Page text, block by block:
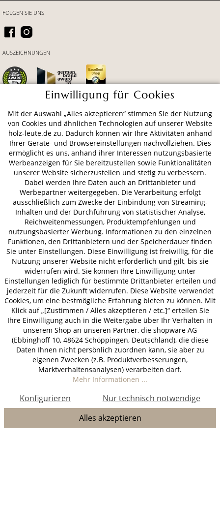
ZAHLUNGSARTEN
VERSAND
FOLGEN SIE UNS
AUSZEICHNUNGEN
AGB Datenschutz
Impressum
© 2026 HOLZ-LEUTE
* Alle Preise inkl. gesetzl. Mehrwertsteuer zzgl.Versandkosten.
Einwilligung für Cookies
Mit der Auswahl „Alles akzeptieren“ stimmen Sie der Nutzung
von Cookies und ähnlichen Technologien auf unserer Website
holz-leute.de zu. Dadurch können wir Ihre Aktivitäten anhand
Ihrer Geräte- und Browsereinstellungen nachvollziehen. Dies
ermöglicht es uns, anhand ihrer Interessen nutzungsbasierte
Werbeanzeigen für Sie bereitzustellen sowie Funktionalitäten
unserer Website sicherzustellen und stetig zu verbessern.
Dabei werden Ihre Daten auch an Drittanbieter und
Werbepartner weitergegeben. Die Verarbeitung erfolgt
ausschließlich zum Zwecke der Einbindung von Streaming-
Inhalten und der Durchführung von statistischer Analyse,
Reichweitenmessungen, Produktempfehlungen und
nutzungsbasierter Werbung. Informationen zu den einzelnen
Funktionen, den Drittanbietern und der Speicherdauer finden
Sie unter Einstellungen. Diese Einwilligung ist freiwillig, für die
Nutzung unserer Website nicht erforderlich und gilt, bis sie
widerrufen wird. Sie können Ihre Einwilligung unter
Einstellungen lediglich für bestimmte Drittanbieter erteilen und
jederzeit für die Zukunft widerrufen. Diese Website verwendet
Cookies, um eine bestmögliche Erfahrung bieten zu können. Mit
Klick auf „[Zustimmen / Alles akzeptieren / etc.]“ erteilen Sie
Ihre Einwilligung auch in die Weitergabe über Ihr Verhalten in
unserem Shop an unseren Partner, die shopware AG
(Ebbinghoff 10, 48624 Schöppingen, Deutschland), die diese
Daten Ihnen nicht persönlich zuordnen kann, sie aber zu
eigenen Zwecken (z.B. Produktverbesserungen,
Marktverhaltensanalysen) verarbeiten darf.
Mehr Informationen ...
Nur technisch notwendige
Konfigurieren
Alles akzeptieren